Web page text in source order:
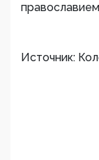
православием
Источник: